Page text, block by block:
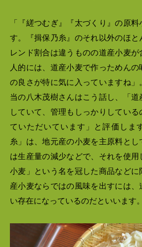
「『縒つむぎ』『太づくり』の原
す。『揖保乃糸』のそれ以外のほ
レンド割合は違うものの道産小麦が
人的には、道産小麦で作っためん
の良さが特に気に入っていますね」
当の八木茂樹さんはこう話し、「道
していて、管理もしっかりしてい
ていただいています」と評価しま
糸」は、地元産の小麦を主原料と
は生産量の減少などで、それを使用
小麦」という名を冠した商品などに
産小麦ならではの風味を出すには、
い存在になっているのだといいます。